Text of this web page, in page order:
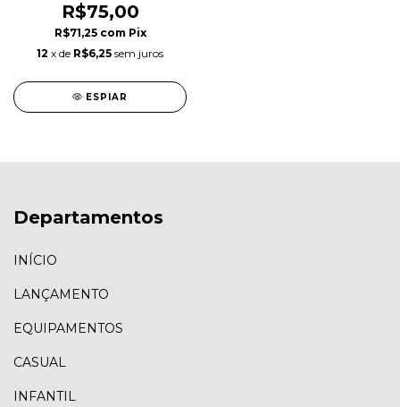
R$75,00
R$71,25 com Pix
12 x de R$6,25 sem juros
ESPIAR
Departamentos
INÍCIO
LANÇAMENTO
EQUIPAMENTOS
CASUAL
INFANTIL